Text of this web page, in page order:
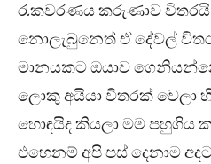
රැකවරණය කරුණාව
නොලැබුනෙත් ඒ දේවල්
මානයකට ඔයාව
ලොකු අයියා විතරක්
හොඳයිද කියලා මම පහුගිය
එහෙනම් අපි පස් දෙනාම